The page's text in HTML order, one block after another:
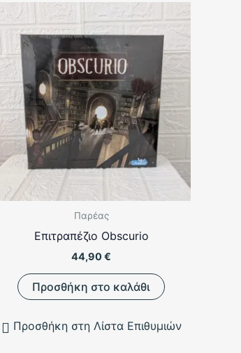
Παρέας
Επιτραπέζιο Obscurio
44,90€
Προσθήκη στο καλάθι
Προσθήκη στη Λίστα Επιθυμιών